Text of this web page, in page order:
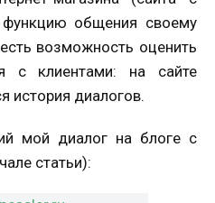
функцию общения своему
возможность оценить
с клиентами: на сайте
история диалогов.
мой диалог на блоге с
статьи):